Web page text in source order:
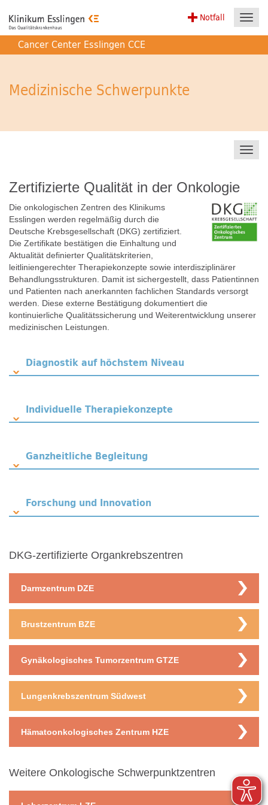
Notfall
Cancer Center Esslingen CCE
Medizinische Schwerpunkte
Zertifizierte Qualität in der Onkologie
Die onkologischen Zentren des Klinikums
Esslingen werden regelmäßig durch die
Deutsche Krebsgesellschaft (DKG) zertifiziert.
Die Zertifikate bestätigen die Einhaltung und
Aktualität definierter Qualitätskriterien,
leitliniengerechter Therapiekonzepte sowie interdisziplinärer
Behandlungsstrukturen. Damit ist sichergestellt, dass Patientinnen
und Patienten nach anerkannten fachlichen Standards versorgt
werden. Diese externe Bestätigung dokumentiert die
kontinuierliche Qualitätssicherung und Weiterentwicklung unserer
medizinischen Leistungen.
Diagnostik auf höchstem Niveau
Individuelle Therapiekonzepte
Ganzheitliche Begleitung
Forschung und Innovation
DKG-zertifizierte Organkrebszentren
Darmzentrum DZE
Brustzentrum BZE
Gynäkologisches Tumorzentrum GTZE
Lungenkrebszentrum Südwest
Hämatoonkologisches Zentrum HZE
Weitere Onkologische Schwerpunktzentren